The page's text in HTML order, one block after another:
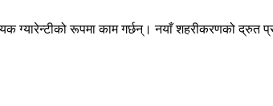
रूपमा काम गर्छन्। नयाँ शहरीकरणको द्रुत